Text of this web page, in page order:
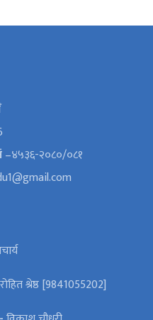
–४५३६-२०८०/०८१
रोहित श्रेष्ठ [9841055202]